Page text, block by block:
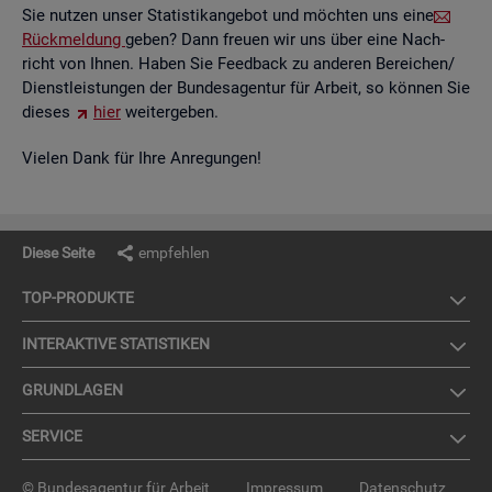
Sie nut­zen unser Sta­tis­tik­an­ge­bot und möch­ten uns eine
Rück­mel­dung geben? Dann freu­en wir uns über eine Nach­
richt von Ihnen. Haben Sie Feed­back zu an­de­ren Be­rei­chen/
Dienst­leis­tun­gen der Bun­des­agen­tur für Ar­beit, so kön­nen Sie
die­ses
hier wei­ter­ge­ben.
Vie­len Dank für Ihre An­re­gun­gen!
Diese Seite empfehlen
TOP-PRO­DUK­TE
IN­TER­AK­TI­VE STA­TIS­TI­KEN
GRUND­LA­GEN
SER­VICE
© Bundesagentur für Arbeit Impressum Datenschutz